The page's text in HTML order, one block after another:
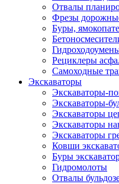
Отвалы
Фрезы
Буры,
Рециклеры
Самоходные
Экскаваторы
Экскаваторы-
Экскаваторы-
Экскаваторы
Экскаваторы
Экскаваторы
Ковши
Буры
Гидромолоты
Отвалы